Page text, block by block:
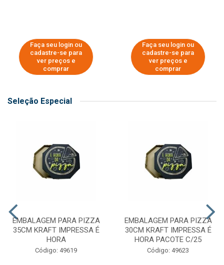
Faça seu login ou
cadastre-se para
ver preços e
comprar
Faça seu login ou
cadastre-se para
ver preços e
comprar
Seleção Especial
EMBALAGEM PARA PIZZA
35CM KRAFT IMPRESSA É
HORA
Código: 49619
EMBALAGEM PARA PIZZA
30CM KRAFT IMPRESSA É
HORA PACOTE C/25
Código: 49623